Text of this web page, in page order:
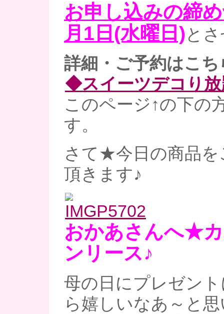
お申し込みの締
月1日(水曜日) と
詳細・ご予約はこち
◆スイーツデコり
このページ↑の下の
す。
さて★今日の商品を
頂きます♪
おかあさんへ★
ンリース♪
母の日にプレゼン
ら嬉しいなあ～と